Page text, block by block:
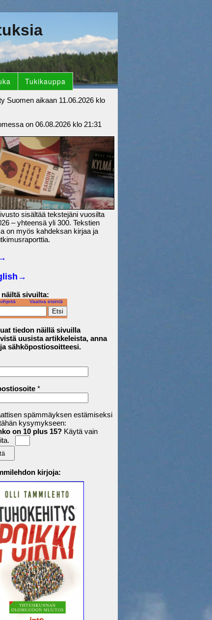
Tukikauppa
Suomen aikaan 11.06.2026 klo
on 06.08.2026 klo 21:31
sisältää tekstejäni vuosilta
– yhteensä yli 300. Tekstien
on myös kahdeksan kirjaa ja
→
näiltä sivuilta:
Vaativa etsintä
tiedon näillä sivuilla
uusista artikkeleista, anna
sähköpostiosoitteesi.
*
spämmäyksen estämiseksi
kysymykseen:
on 10 plus 15? Käytä vain
kirjoja: